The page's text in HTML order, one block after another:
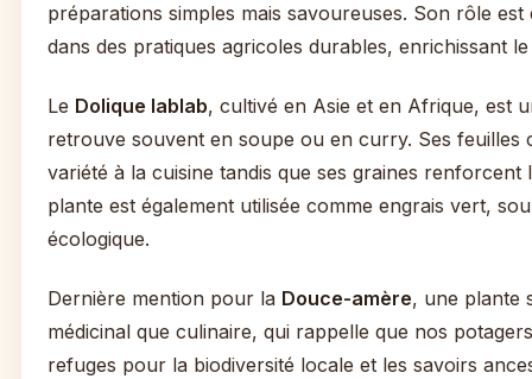
préparations simples mais savoureuses. Son rôle est
dans des pratiques agricoles durables, enrichissant
Le Dolique lablab, cultivé en Asie et en Afrique, est
retrouve souvent en soupe ou en curry. Ses feuilles
variété à la cuisine tandis que ses graines
plante est également utilisée comme engrais vert,
écologique.
Dernière mention pour la Douce-amère, une plante
médicinal que culinaire, qui rappelle que nos
refuges pour la biodiversité locale et les savoirs